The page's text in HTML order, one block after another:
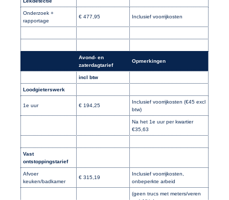
Onderzoek +
rapportage
€ 477,95 Inclusief voorrijkosten
Avond- en
zaterdagtarief
Opmerkingen
incl btw
Loodgieterswerk
1e uur € 194,25
Inclusief voorrijkosten (€45 excl
btw)
Na het 1e uur per kwartier
€35,63
Vast
ontstoppingstarief
Afvoer
keuken/badkamer
€ 315,19
Inclusief voorrijkosten,
onbeperkte arbeid
(geen trucs met meters/veren